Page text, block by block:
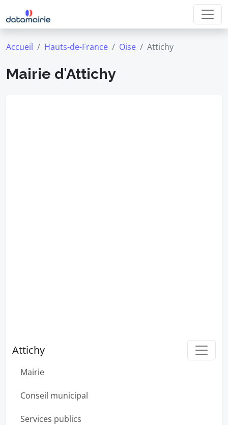
Accueil Hauts-de-France Oise Attichy
Mairie d'Attichy
Attichy
Mairie
Conseil municipal
Services publics